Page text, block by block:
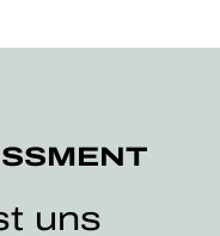
uns